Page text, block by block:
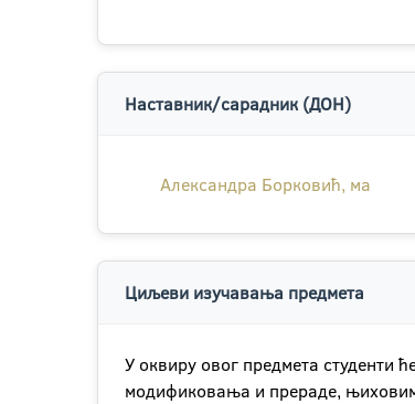
Наставник/сарадник (ДОН)
Александра Борковић, ма
Циљеви изучавања предмета
У оквиру овог предмета студенти
модификовања и прераде, њиховим